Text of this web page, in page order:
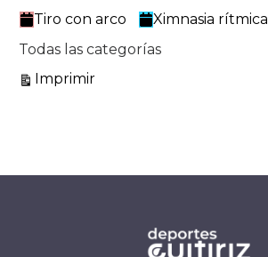
Tiro con arco
Ximnasia rítmica
Todas las categorías
ImprimirVistas